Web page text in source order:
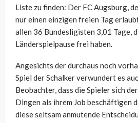
Liste zu finden: Der FC Augsburg,
nur einen einzigen freien Tag
allen 36 Bundesligisten 3,01 Tage,
Länderspielpause frei haben.
Angesichts der durchaus noch
Spiel der Schalker verwundert es
Beobachter, dass die Spieler sich
Dingen als ihrem Job beschäftigen
diese seltsam anmutende